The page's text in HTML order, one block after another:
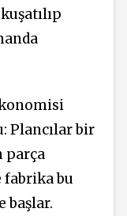
Plancılar bir
parça
fabrika bu
başlar.